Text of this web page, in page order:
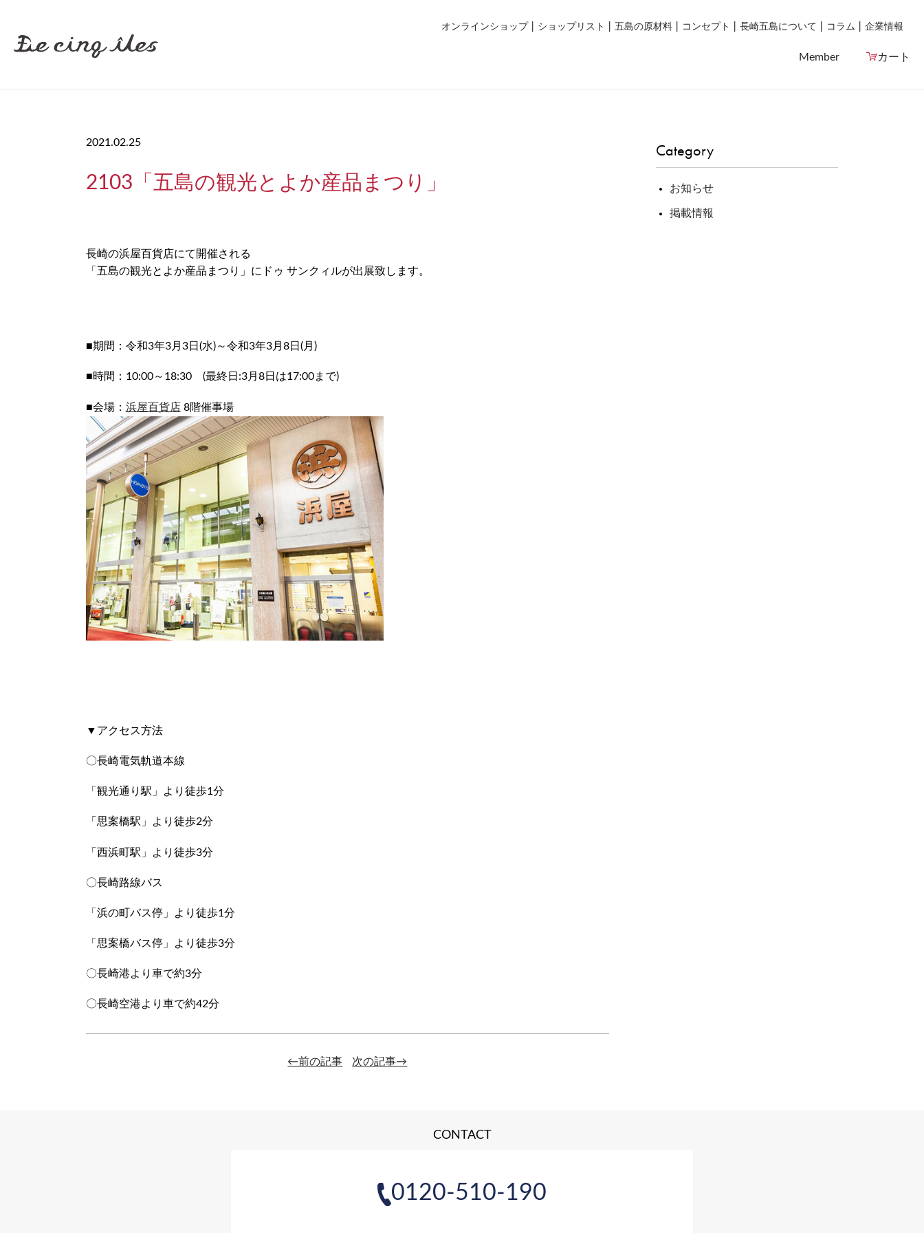
オンラインショップ ショップリスト 五島の原材料 コンセプト 長崎五島について コラム 企業情報
Member カート
2021.02.25
2103「五島の観光とよか産品まつり」
長崎の浜屋百貨店にて開催される
「五島の観光とよか産品まつり」にドゥ サンクィルが出展致します。
■期間：令和3年3月3日(水)～令和3年3月8日(月)
■時間：10:00～18:30 (最終日:3月8日は17:00まで)
■会場： 浜屋百貨店8階催事場
▼アクセス方法
〇長崎電気軌道本線
「観光通り駅」より徒歩1分
「思案橋駅」より徒歩2分
「西浜町駅」より徒歩3分
〇長崎路線バス
「浜の町バス停」より徒歩1分
「思案橋バス停」より徒歩3分
〇長崎港より車で約3分
〇長崎空港より車で約42分
←前の記事 次の記事→
Category
お知らせ
掲載情報
CONTACT
0120-510-190